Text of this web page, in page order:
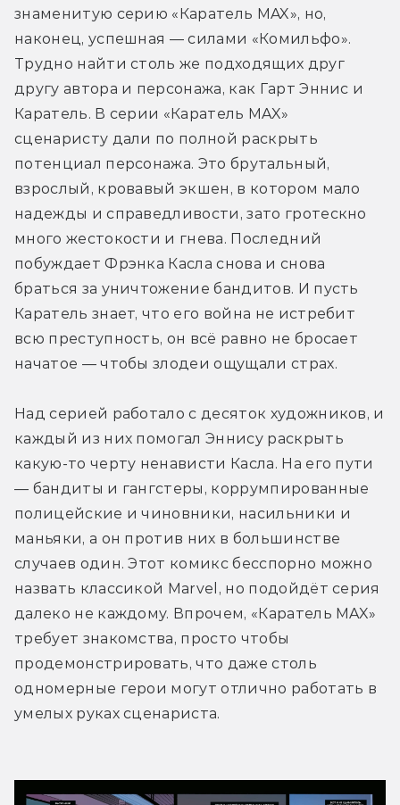
знаменитую серию «Каратель MAX», но,
наконец, успешная — силами «Комильфо».
Трудно найти столь же подходящих друг
другу автора и персонажа, как Гарт Эннис и
Каратель. В серии «Каратель MAX»
сценаристу дали по полной раскрыть
потенциал персонажа. Это брутальный,
взрослый, кровавый экшен, в котором мало
надежды и справедливости, зато гротескно
много жестокости и гнева. Последний
побуждает Фрэнка Касла снова и снова
браться за уничтожение бандитов. И пусть
Каратель знает, что его война не истребит
всю преступность, он всё равно не бросает
начатое — чтобы злодеи ощущали страх.
Над серией работало с десяток художников, и
каждый из них помогал Эннису раскрыть
какую-то черту ненависти Касла. На его пути
— бандиты и гангстеры, коррумпированные
полицейские и чиновники, насильники и
маньяки, а он против них в большинстве
случаев один. Этот комикс бесспорно можно
назвать классикой Marvel, но подойдёт серия
далеко не каждому. Впрочем, «Каратель MAX»
требует знакомства, просто чтобы
продемонстрировать, что даже столь
одномерные герои могут отлично работать в
умелых руках сценариста.